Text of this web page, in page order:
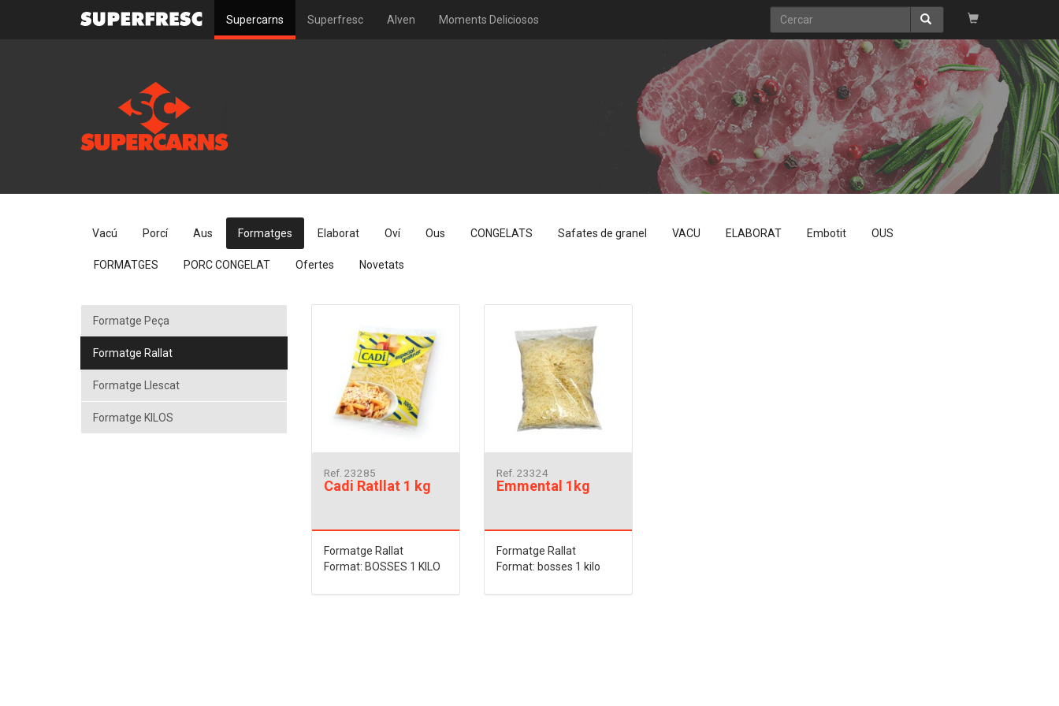
Supercarns Superfresc Alven Moments Deliciosos
Vacú Porcí Aus Formatges Elaborat Oví Ous CONGELATS Safates de granel VACU ELABORAT Embotit OUS
FORMATGES PORC CONGELAT Ofertes Novetats
Formatge Peça
Formatge Rallat
Formatge Llescat
Formatge KILOS
Ref. 23285
Cadi Ratllat 1 kg
Formatge Rallat
Format: BOSSES 1 KILO
Ref. 23324
Emmental 1kg
Formatge Rallat
Format: bosses 1 kilo